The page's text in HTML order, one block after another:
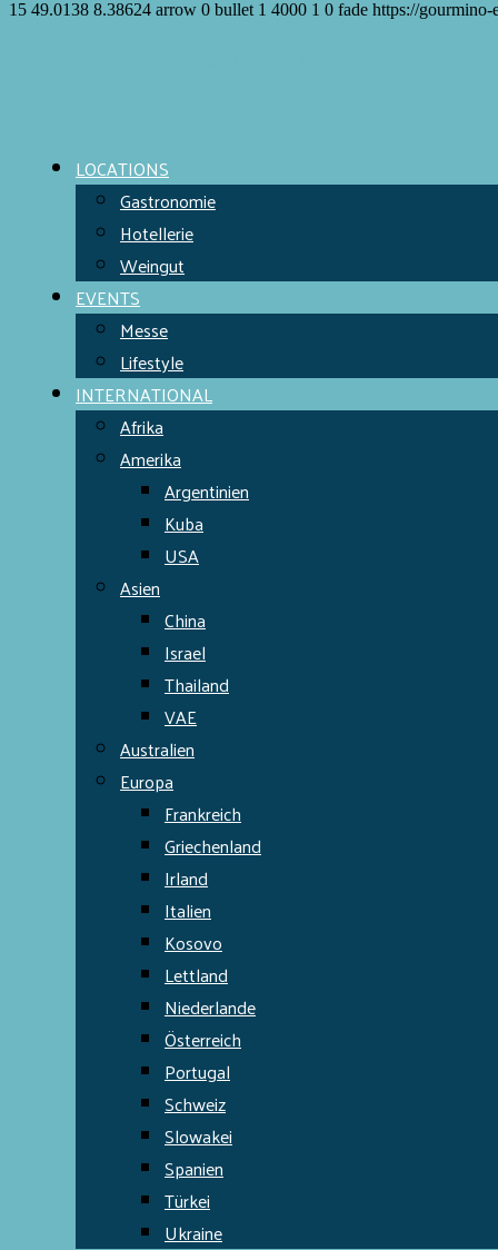
15 49.0138 8.38624 arrow 0 bullet 1 4000 1 0 fade https://gourmino-
LOCATIONS
Gastronomie
Hotellerie
Weingut
EVENTS
Messe
Lifestyle
INTERNATIONAL
Afrika
Amerika
Argentinien
Kuba
USA
Asien
China
Israel
Thailand
VAE
Australien
Europa
Frankreich
Griechenland
Irland
Italien
Kosovo
Lettland
Niederlande
Österreich
Portugal
Schweiz
Slowakei
Spanien
Türkei
Ukraine